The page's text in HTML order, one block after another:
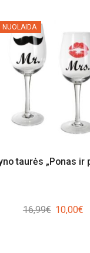
NUOLAIDA
taurės „Ponas ir
16,99€ Original
10,00€